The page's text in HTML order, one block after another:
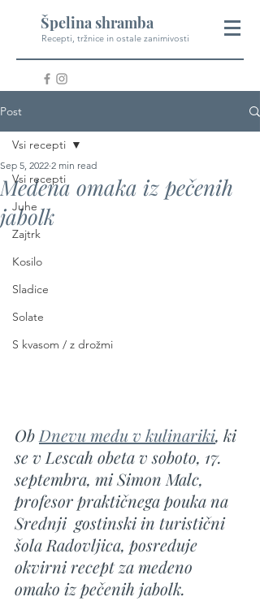
Špelina shramba
Recepti, tržnice in ostale zanimivosti
Post
Vsi recepti
Juhe
Zajtrk
Kosilo
Sladice
Solate
S kvasom / z drožmi
Vsi recepti
Medena omaka iz pečenih
jabolk
Sep 5, 2022 2 min read
Ob Dnevu medu v kulinariki, ki
se v Lescah obeta v soboto, 17.
septembra, mi Simon Malc,
profesor praktičnega pouka na
Srednji  gostinski in turistični
šola Radovljica, posreduje
okvirni recept za medeno
omako iz pečenih jabolk.